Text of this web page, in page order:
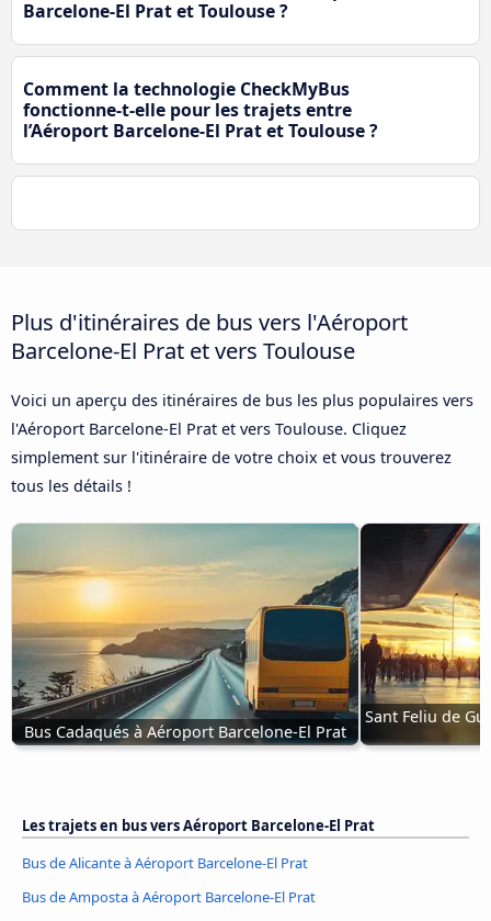
Barcelone-El Prat et Toulouse ?
Comment la technologie CheckMyBus
fonctionne-t-elle pour les trajets entre
l’Aéroport Barcelone-El Prat et Toulouse ?
Plus d'itinéraires de bus vers l'Aéroport
Barcelone-El Prat et vers Toulouse
Voici un aperçu des itinéraires de bus les plus populaires vers
l'Aéroport Barcelone-El Prat et vers Toulouse. Cliquez
simplement sur l'itinéraire de votre choix et vous trouverez
tous les détails !
Bus Cadaqués à Aéroport Barcelone-El Prat
Sant Feliu de
Les trajets en bus vers Aéroport Barcelone-El Prat
Bus de Alicante à Aéroport Barcelone-El Prat
Bus de Amposta à Aéroport Barcelone-El Prat